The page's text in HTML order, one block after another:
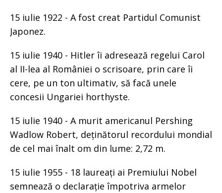
15 iulie 1922 - A fost creat Partidul Comunist
Japonez.
15 iulie 1940 - Hitler îi adresează regelui Carol
al II-lea al României o scrisoare, prin care îi
cere, pe un ton ultimativ, să facă unele
concesii Ungariei horthyste.
15 iulie 1940 - A murit americanul Pershing
Wadlow Robert, deținătorul recordului mondial
de cel mai înalt om din lume: 2,72 m.
15 iulie 1955 - 18 laureați ai Premiului Nobel
semnează o declarație împotriva armelor